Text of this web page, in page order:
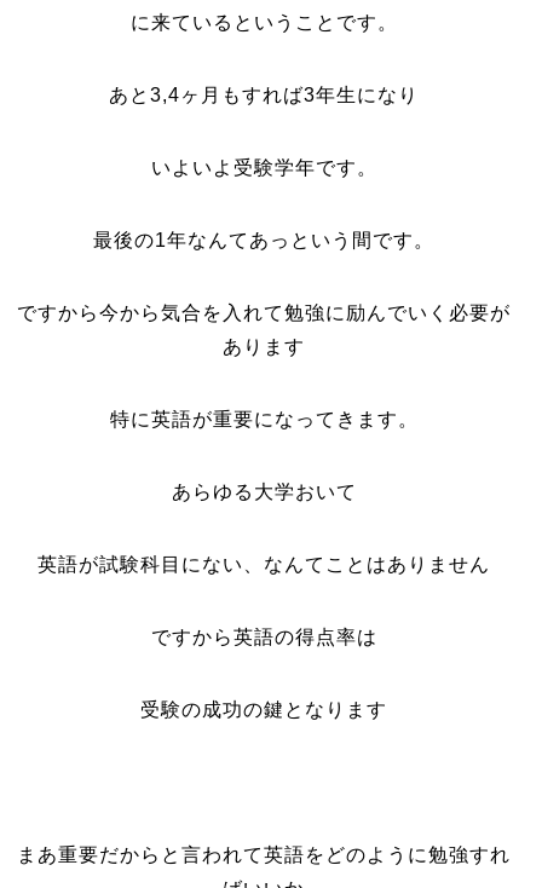
に来ているということです。
あと3,4ヶ月もすれば3年生になり
いよいよ受験学年です。
最後の1年なんてあっという間です。
ですから今から気合を入れて勉強に励んでいく必要が
あります
特に英語が重要になってきます。
あらゆる大学おいて
英語が試験科目にない、なんてことはありません
ですから英語の得点率は
受験の成功の鍵となります
まあ重要だからと言われて英語をどのように勉強すれ